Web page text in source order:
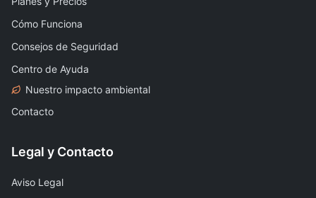
Cómo Funciona
Consejos de Seguridad
Centro de Ayuda
Nuestro impacto ambiental
Contacto
Legal y Contacto
Aviso Legal